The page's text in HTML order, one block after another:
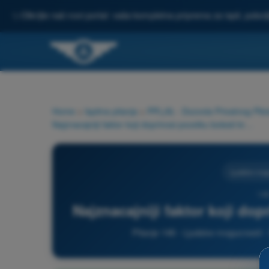
Otkrijte naš novi portal: vaša kompletna priprema za ispit,
Home Ispitna pitanja PPL(A) - Dozvola Privatnog
Najznacajniji faktor koji
Pitanje 146 - Ljudske mogucnosti